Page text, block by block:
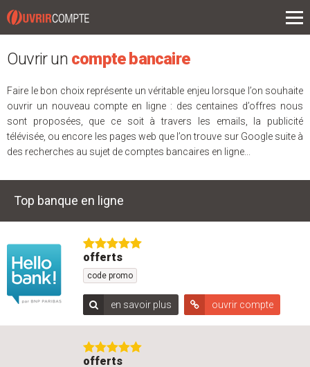
ouvrir un compte
prêts
assurance
placements
Ouvrir un compte bancaire
Faire le bon choix représente un véritable enjeu lorsque l’on souhaite
ouvrir un nouveau compte en ligne : des centaines d’offres nous
sont proposées, que ce soit à travers les emails, la publicité
télévisée, ou encore les pages web que l’on trouve sur Google suite à
des recherches au sujet de comptes bancaires en ligne...
Top banque en ligne
offerts
code promo
en savoir plus ouvrir compte
offerts